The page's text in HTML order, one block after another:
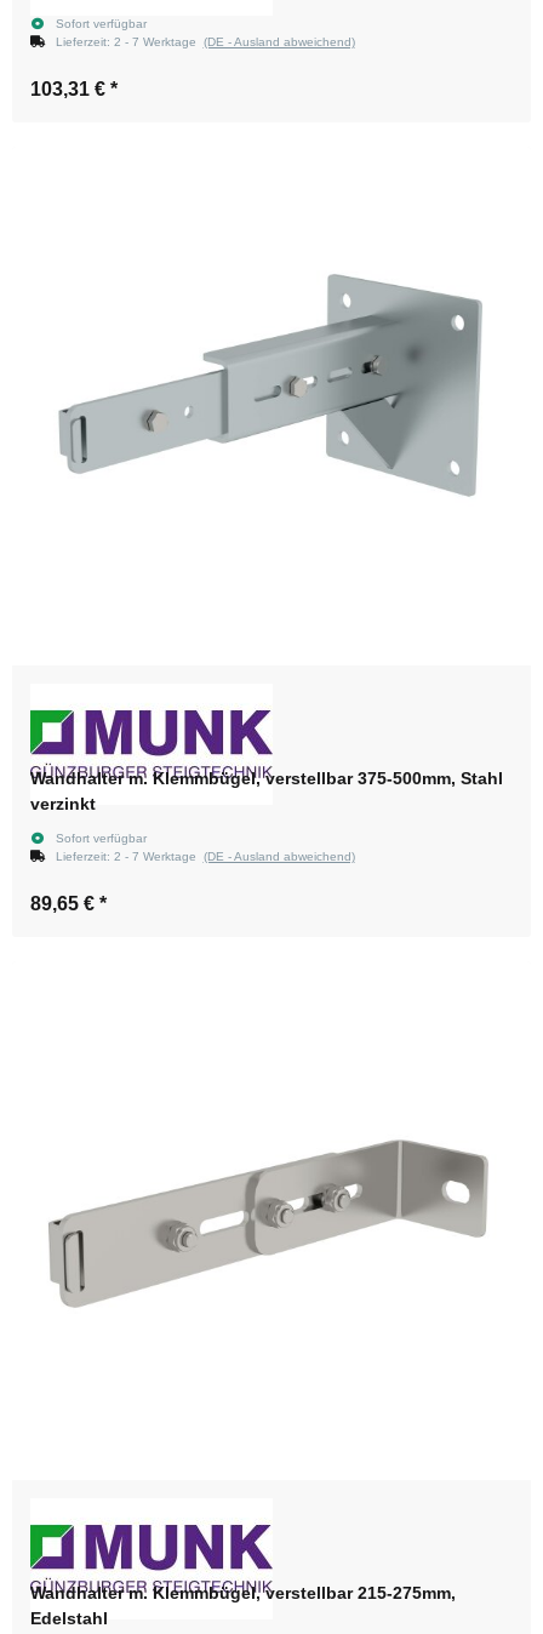
Sofort verfügbar
Lieferzeit: 2 - 7 Werktage (DE - Ausland abweichend)
103,31 € *
Wandhalter m. Klemmbügel, verstellbar 375-500mm, Stahl
verzinkt
Sofort verfügbar
Lieferzeit: 2 - 7 Werktage (DE - Ausland abweichend)
89,65 € *
Wandhalter m. Klemmbügel, verstellbar 215-275mm,
Edelstahl